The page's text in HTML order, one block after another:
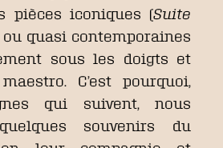
pièces iconiques (Suite
ou quasi contemporaines
sous les doigts et
C’est pourquoi,
qui suivent, nous
souvenirs du